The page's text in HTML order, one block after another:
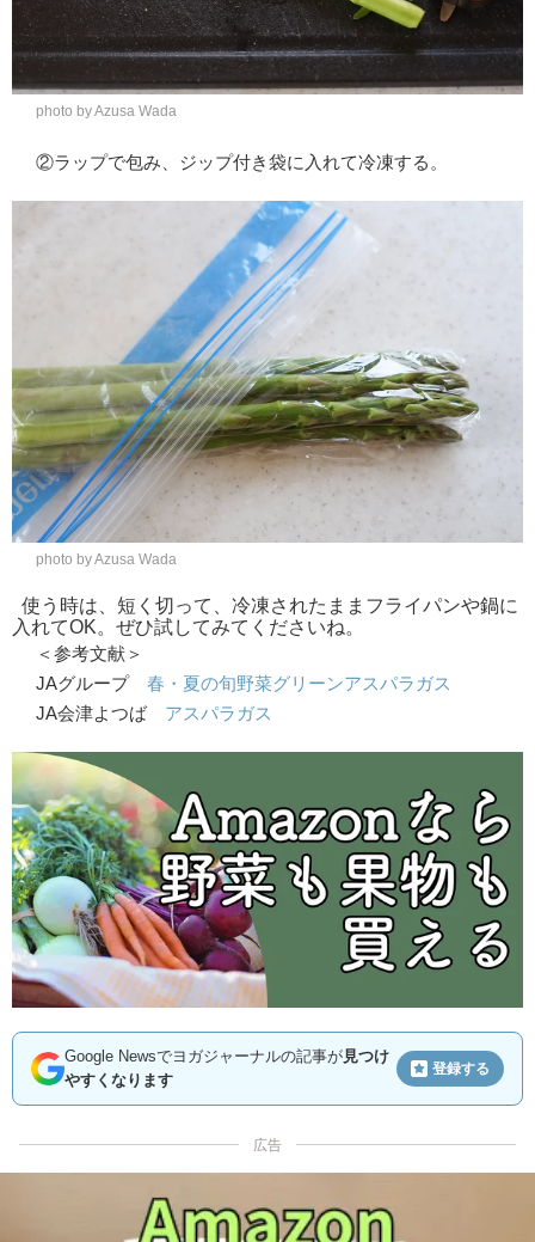
photo by Azusa Wada
②ラップで包み、ジップ付き袋に入れて冷凍する。
photo by Azusa Wada
使う時は、短く切って、冷凍されたままフライパンや鍋に
入れてOK。ぜひ試してみてくださいね。
＜参考文献＞
JAグループ 春・夏の旬野菜グリーンアスパラガス
JA会津よつば アスパラガス
Google Newsでヨガジャーナルの記事が見つけ
やすくなります
登録する
広告